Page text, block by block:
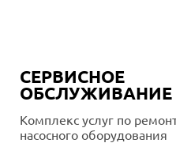
СЕРВИСНОЕ
ОБСЛУЖИВАНИЕ
Комплекс услуг по
насосного оборудования